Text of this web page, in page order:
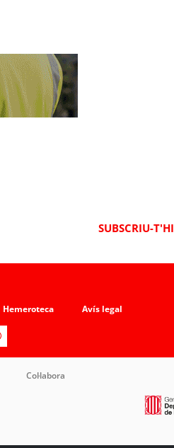
SUBSCRIU-T'HI
Hemeroteca Avís legal
Col·labora